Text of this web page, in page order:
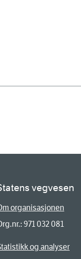
vegvesen
organisasjonen
971 032 081
og analyser